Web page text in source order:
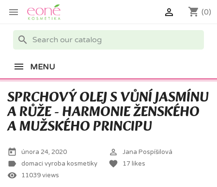
 shopping_cart (0)

search
MENU
SPRCHOVÝ OLEJ S VŮNÍ JASMÍNU
A RŮŽE - HARMONIE ŽENSKÉHO
A MUŽSKÉHO PRINCIPU
today února 24, 2020 perm_identity Jana Pospíšilová
label domaci vyroba kosmetiky favorite 17 likes
remove_red_eye 11039 views